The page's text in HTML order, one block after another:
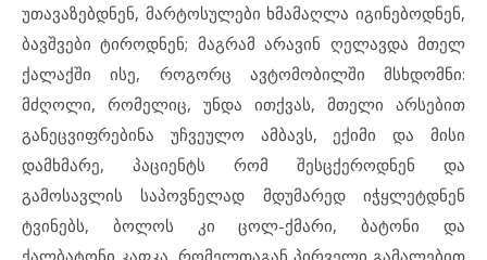
უთავაზებდნენ, მარტოსულები ხმამაღლა იგინებოდნენ,
ბავშვები ტიროდნენ; მაგრამ არავინ ღელავდა მთელ
ქალაქში ისე, როგორც ავტომობილში მსხდომნი:
მძღოლი, რომელიც, უნდა ითქვას, მთელი არსებით
განეცვიფრებინა უჩვეულო ამბავს, ექიმი და მისი
დამხმარე, პაციენტს რომ შესცქეროდნენ და
გამოსავლის საპოვნელად მდუმარედ იჭყლეტდნენ
ტვინებს, ბოლოს კი ცოლ-ქმარი, ბატონი და
ქალბატონი კაფკა, რომელთაგან პირველი გამალებით